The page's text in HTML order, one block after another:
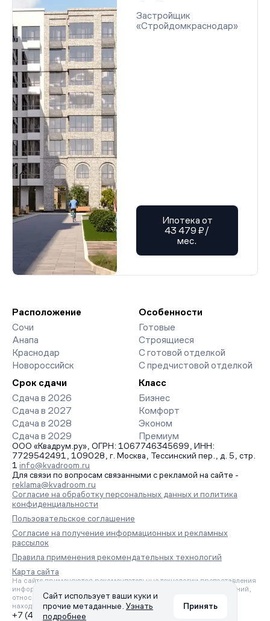
Застройщик
«Стройдомкраснодар»
Ипотека от
43 479 ₽/
мес.
Расположение
Сочи
Анапа
Краснодар
Новороссийск
Особенности
Готовые
Строящиеся
С готовой отделкой
С предчистовой отделкой
Срок сдачи
Сдача в 2026
Сдача в 2027
Сдача в 2028
Сдача в 2029
Класс
Бизнес
Комфорт
Эконом
Премиум
ООО «Квадрум.ру», ОГРН: 1067746345699, ИНН:
7729542491, 109028, г. Москва, Тессинский пер., д. 5, стр.
1 info@kvadroom.ru
Для связи по вопросам связанными с рекламой на сайте -
reklama@kvadroom.ru
Согласие на обработку персональных данных и политика
конфиденциальности
Пользовательское соглашение
Согласие на получение информационных и рекламных
рассылок
Правила применения рекомендательных технологий
Карта сайта
На сайте применяются рекомендательные технологии предоставления
информации на основе сбора, систематизации и анализа сведений,
относящихся к предпочтениям пользователей сети «Интернет»,
находящихся на территории Российской Федерации.
+7 (495) 157-88-80
Сайт использует ваши куки и
прочие метаданные. Узнать
подробнее
Принять